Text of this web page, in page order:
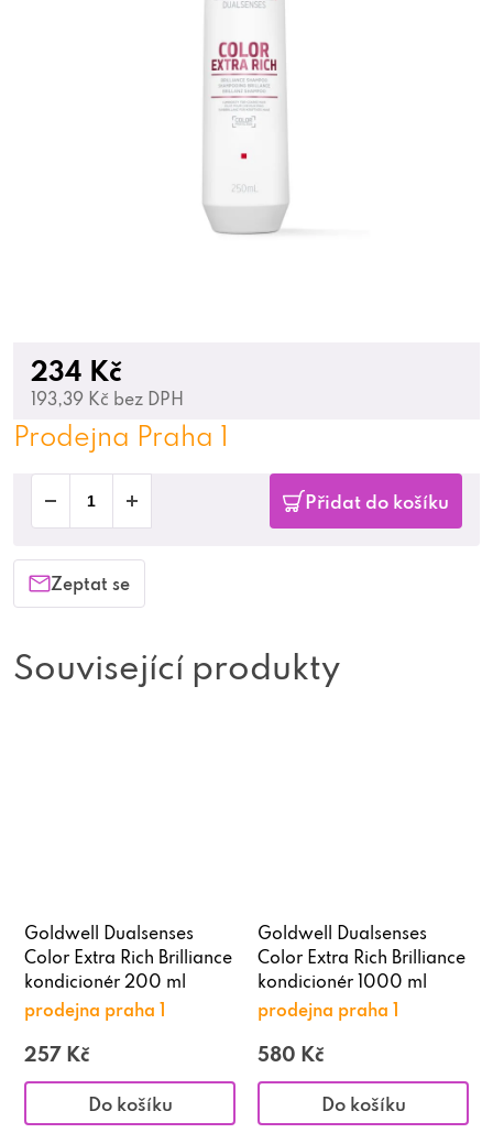
234 Kč
193,39 Kč bez DPH
Prodejna Praha 1
Přidat do košíku
Zeptat se
Související produkty
Goldwell Dualsenses
Color Extra Rich Brilliance
kondicionér 200 ml
prodejna praha 1
257 Kč
Do košíku
Goldwell Dualsenses
Color Extra Rich Brilliance
kondicionér 1000 ml
prodejna praha 1
580 Kč
Do košíku